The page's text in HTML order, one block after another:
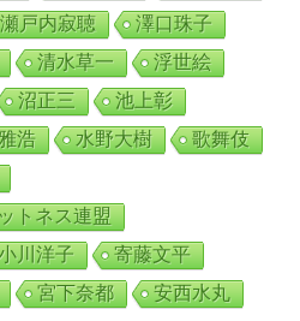
瀬戸内寂聴
澤口珠子
清水草一
浮世絵
沼正三
池上彰
浩 水野大樹
歌舞伎
トネス連盟
川洋子
寄藤文平
宮下奈都
安西水丸